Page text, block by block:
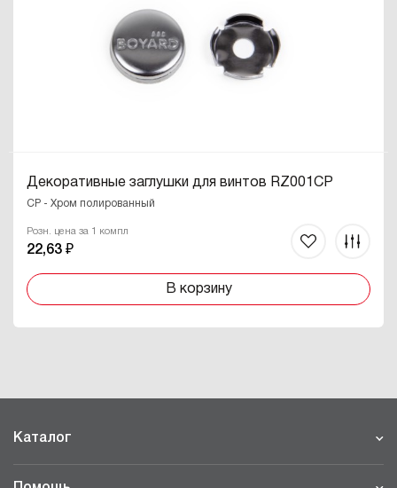
Декоративные заглушки для винтов RZ001CP
CP - Хром полированный
Розн. цена за 1 компл
22,63 ₽
В корзину
Каталог